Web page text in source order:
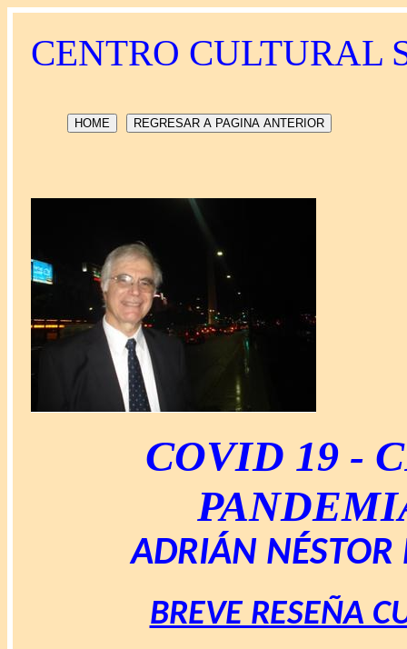
CENTRO CULTURAL
HOME REGRESAR A PAGINA ANTERIOR
COVID 19 -
ADRIÁN NÉSTOR
BREVE RESEÑA